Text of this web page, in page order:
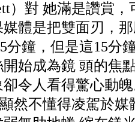
）對 她滿是讚賞
體是把雙面刃，
鐘，但是這15分
始成為鏡 頭的焦
令人看得驚心動
然不懂得凌駕於媒